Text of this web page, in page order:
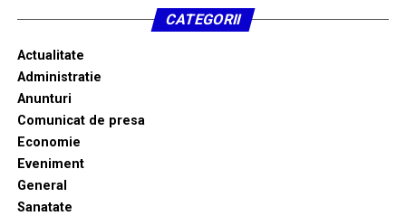
CATEGORII
Actualitate
Administratie
Anunturi
Comunicat de presa
Economie
Eveniment
General
Sanatate